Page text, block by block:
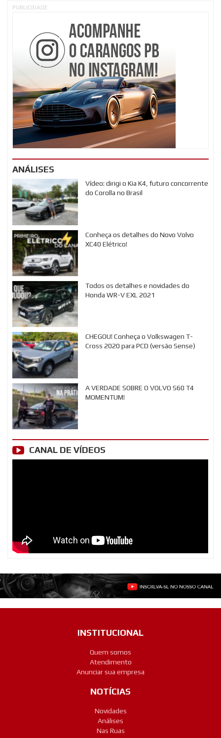
PUBLICIDADE
ANÁLISES
Vídeo: dirigi o Kia K4, futuro concorrente
do Corolla no Brasil
Conheça os detalhes do Novo Volvo
XC40 Elétrico!
Todos os detalhes e novidades do
Honda WR-V EXL 2021
CHEGOU! Conheça o Volkswagen T-
Cross 2020 para PCD (versão Sense)
A VERDADE SOBRE O VOLVO S60 T4
MOMENTUM!
CANAL DE VÍDEOS
INSTITUCIONAL
Quem somos
Atendimento
Anunciar sua empresa
NOTÍCIAS
Novidades
Análises
Nas Ruas